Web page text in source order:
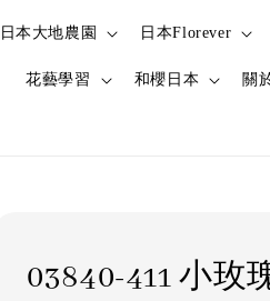
日本大地農園 日本Florever
花藝學習 和櫻日本 關
03840-411 小玫